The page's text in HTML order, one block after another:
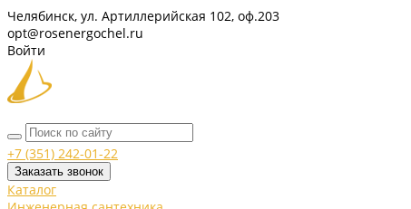
Челябинск, ул. Артиллерийская 102, оф.203
opt@rosenergochel.ru
Войти
+7 (351) 242-01-22
Заказать звонок
Каталог